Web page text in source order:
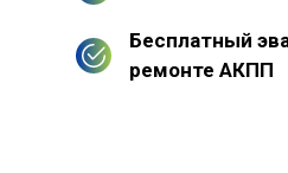
Бесплатный
ремонте АКПП